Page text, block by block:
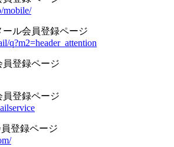
mobile/
ル会員登録ページ
q?m2=header_attention
員登録ページ
員登録ページ
登録ページ